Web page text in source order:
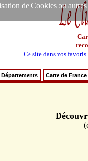
de Cookies ou
Ce site dans vos favoris
Carte de France